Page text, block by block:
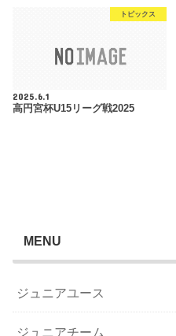
トピックス
2025.6.1
高円宮杯U15リーグ戦2025
MENU
ジュニアユース
ジュニアチーム